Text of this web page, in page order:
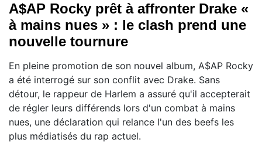
A$AP Rocky prêt à affronter Drake «
à mains nues » : le clash prend une
nouvelle tournure
En pleine promotion de son nouvel album, A$AP Rocky
a été interrogé sur son conflit avec Drake. Sans
détour, le rappeur de Harlem a assuré qu'il accepterait
de régler leurs différends lors d'un combat à mains
nues, une déclaration qui relance l'un des beefs les
plus médiatisés du rap actuel.